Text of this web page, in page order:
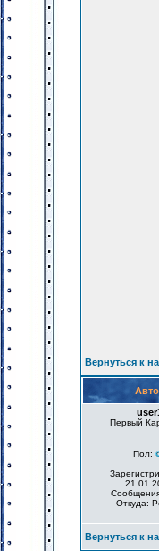
Вернуться к
Первый
Пол:
Откуда:
Вернуться к